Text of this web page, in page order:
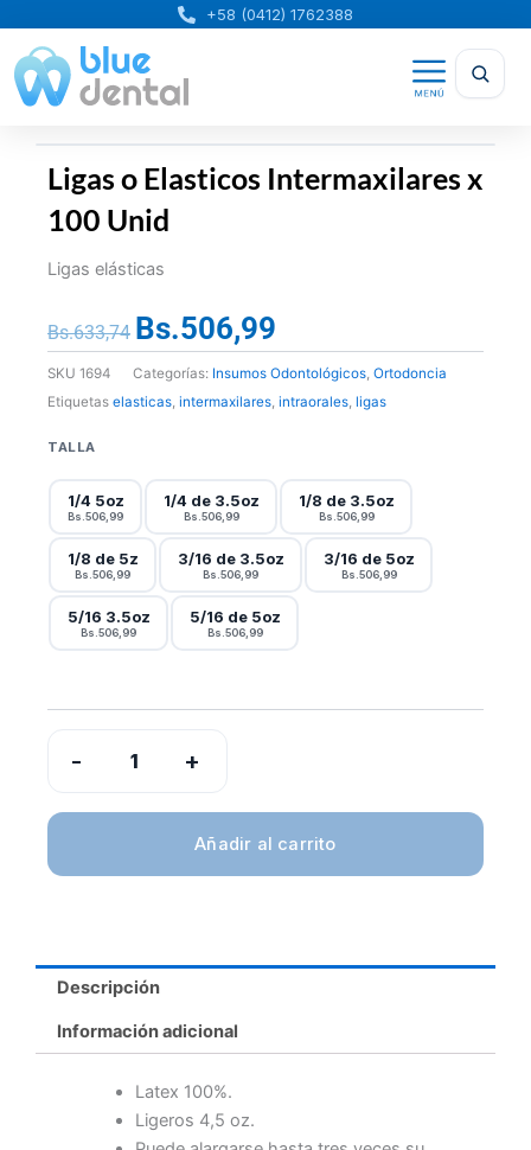
contenido
+58 (0412) 1762388
Ligas o Elasticos Intermaxilares x
100 Unid
Ligas elásticas
Bs.633,74 El
precio
original
era:
Bs.506,99
precio
actual
es:
SKU 1694 Categorías: Insumos Odontológicos, Ortodoncia
Etiquetas elasticas, intermaxilares, intraorales, ligas
TALLA
1/4 5oz
Bs.506,99
1/4 de 3.5oz
Bs.506,99
1/8 de 3.5oz
Bs.506,99
1/8 de 5z
Bs.506,99
3/16 de 3.5oz
Bs.506,99
3/16 de 5oz
Bs.506,99
5/16 3.5oz
Bs.506,99
5/16 de 5oz
Bs.506,99
-
Ligas
Elasticos
Intermaxilares
100
Unid
cantidad
+
Añadir al carrito
Descripción
Información adicional
Latex 100%.
Ligeros 4,5 oz.